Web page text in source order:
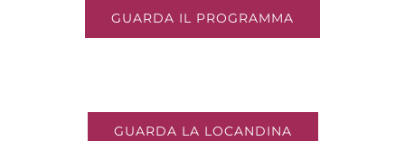
GUARDA IL PROGRAMMA
GUARDA LA LOCANDINA